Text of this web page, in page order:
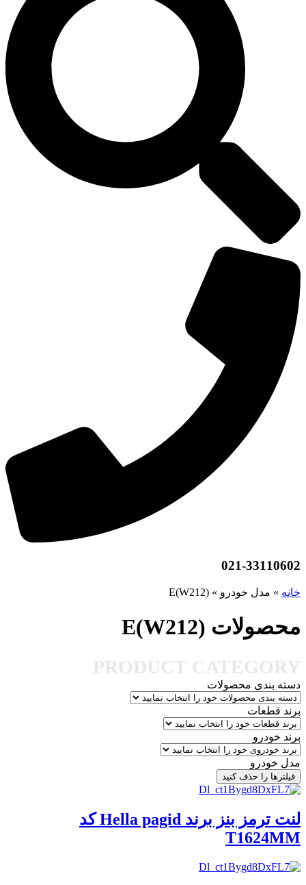
021-33110602
خانه » مدل خودرو »
E(W212)
محصولات E(W212)
دسته بندی محصولات
برند قطعات
برند خودرو
مدل خودرو
فیلترها را حذف کنید
لنت ترمز بنز برند Hella pagid کد
T1624MM